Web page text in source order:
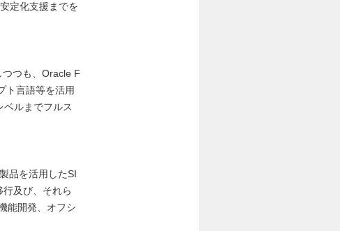
定化支援までを
つも、Oracle F
ト言語等を活用
ベルまでフルス
品を活用したSI
及び、それら
能開発、オフシ